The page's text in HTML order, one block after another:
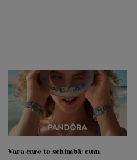
Vara care te schimbă: cum